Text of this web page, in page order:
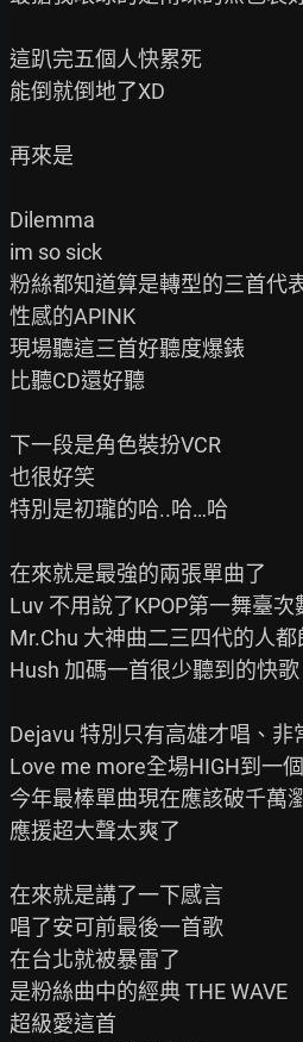
這趴完五個人快累死
能倒就倒地了XD
再來是
Dilemma
im so sick
粉絲都知道算是轉型的三首代
性感的APINK
現場聽這三首好聽度爆錶
比聽CD還好聽
下一段是角色裝扮VCR
也很好笑
特別是初瓏的哈..哈…哈
在來就是最強的兩張單曲了
Luv 不用說了KPOP第一舞臺
Mr.Chu 大神曲二三四代的人都
Hush 加碼一首很少聽到的快歌
Dejavu 特別只有高雄才唱、非
Love me more全場HIGH到一
今年最棒單曲現在應該破千萬
應援超大聲太爽了
在來就是講了一下感言
唱了安可前最後一首歌
在台北就被暴雷了
是粉絲曲中的經典 THE WAVE
超級愛這首